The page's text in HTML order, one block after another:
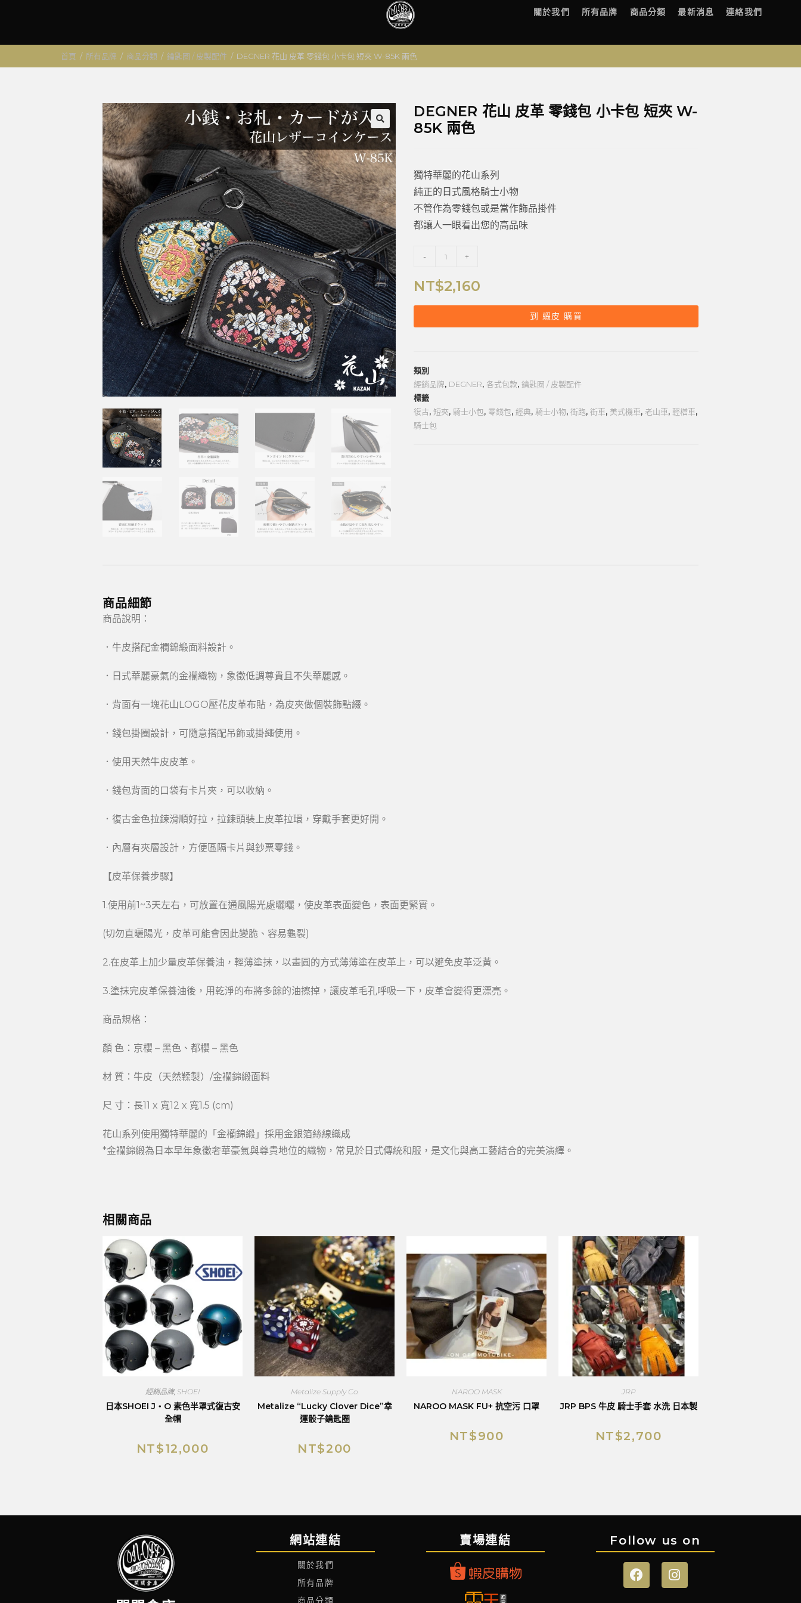
關於我們 所有品牌 商品分類 最新消息 連絡我們
首頁 / 所有品牌 / 商品分類 / 鑰匙圈 / 皮製配件 / DEGNER 花山 皮革 零錢包 小卡包 短夾 W-85K 兩色
🔍
DEGNER 花山 皮革 零錢包 小卡包 短夾 W-
85K 兩色
獨特華麗的花山系列
純正的日式風格騎士小物
不管作為零錢包或是當作飾品掛件
都讓人一眼看出您的高品味
- +
NT$2,160
到 蝦皮 購買
類別
經銷品牌, DEGNER,各式包款,鑰匙圈 / 皮製配件
標籤
復古,短夾, 騎士小包, 零錢包,經典, 騎士小物,街跑,街車, 美式機車, 老山車, 輕檔車,
騎士包
商品細節
商品說明：
．牛皮搭配金襴錦緞面料設計。
．日式華麗豪氣的金襴織物，象徵低調尊貴且不失華麗感。
．背面有一塊花山LOGO壓花皮革布貼，為皮夾做個裝飾點綴。
．錢包掛圈設計，可隨意搭配吊飾或掛繩使用。
．使用天然牛皮皮革。
．錢包背面的口袋有卡片夾，可以收納。
．復古金色拉鍊滑順好拉，拉鍊頭裝上皮革拉環，穿戴手套更好開。
．內層有夾層設計，方便區隔卡片與鈔票零錢。
【皮革保養步驟】
1.使用前1~3天左右，可放置在通風陽光處曬曬，使皮革表面變色，表面更緊實。
(切勿直曬陽光，皮革可能會因此變脆、容易龜裂)
2.在皮革上加少量皮革保養油，輕薄塗抹，以畫圓的方式薄薄塗在皮革上，可以避免皮革泛黃。
3.塗抹完皮革保養油後，用乾淨的布將多餘的油擦掉，讓皮革毛孔呼吸一下，皮革會變得更漂亮。
商品規格：
顏 色：京櫻 – 黑色、都櫻 – 黑色
材 質：牛皮（天然鞣製）/金襴錦緞面料
尺 寸：長11 x 寬12 x 寬1.5 (cm)
花山系列使用獨特華麗的「金襽錦緞」採用金銀箔絲線織成
*金襴錦緞為日本早年象徵奢華豪氣與尊貴地位的織物，常見於日式傳統和服，是文化與高工藝結合的完美演繹。
相關商品
經銷品牌, SHOEI
日本SHOEI J・O 素色半罩式復古安
全帽
NT$12,000
Metalize Supply Co.
Metalize “Lucky Clover Dice”幸
運骰子鑰匙圈
NT$200
NAROO MASK
NAROO MASK FU+ 抗空污 口罩
NT$900
JRP
JRP BPS 牛皮 騎士手套 水洗 日本製
NT$2,700
網站連結
關於我們
所有品牌
商品分類
賣場連結 Follow us on